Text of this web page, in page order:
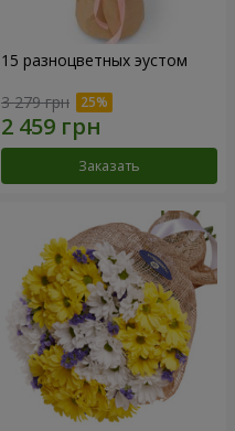
15 разноцветных эустом
3 279 грн
Заказать